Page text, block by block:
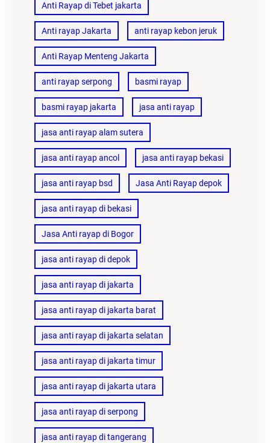
Anti Rayap di Tebet jakarta
Anti rayap Jakarta anti rayap kebon jeruk
Anti Rayap Menteng Jakarta
anti rayap serpong basmi rayap
basmi rayap jakarta jasa anti rayap
jasa anti rayap alam sutera
jasa anti rayap ancol jasa anti rayap bekasi
jasa anti rayap bsd Jasa Anti Rayap depok
jasa anti rayap di bekasi
Jasa Anti rayap di Bogor
jasa anti rayap di depok
jasa anti rayap di jakarta
jasa anti rayap di jakarta barat
jasa anti rayap di jakarta selatan
jasa anti rayap di jakarta timur
jasa anti rayap di jakarta utara
jasa anti rayap di serpong
jasa anti rayap di tangerang